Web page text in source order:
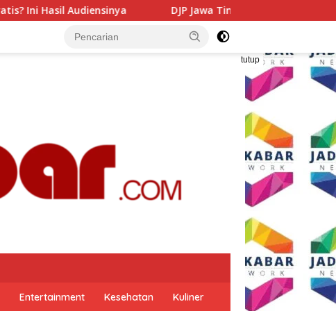
DJP Jawa Timur Gandeng GP Ansor Tingkatkan Literasi
tutup
Entertainment Kesehatan Kuliner